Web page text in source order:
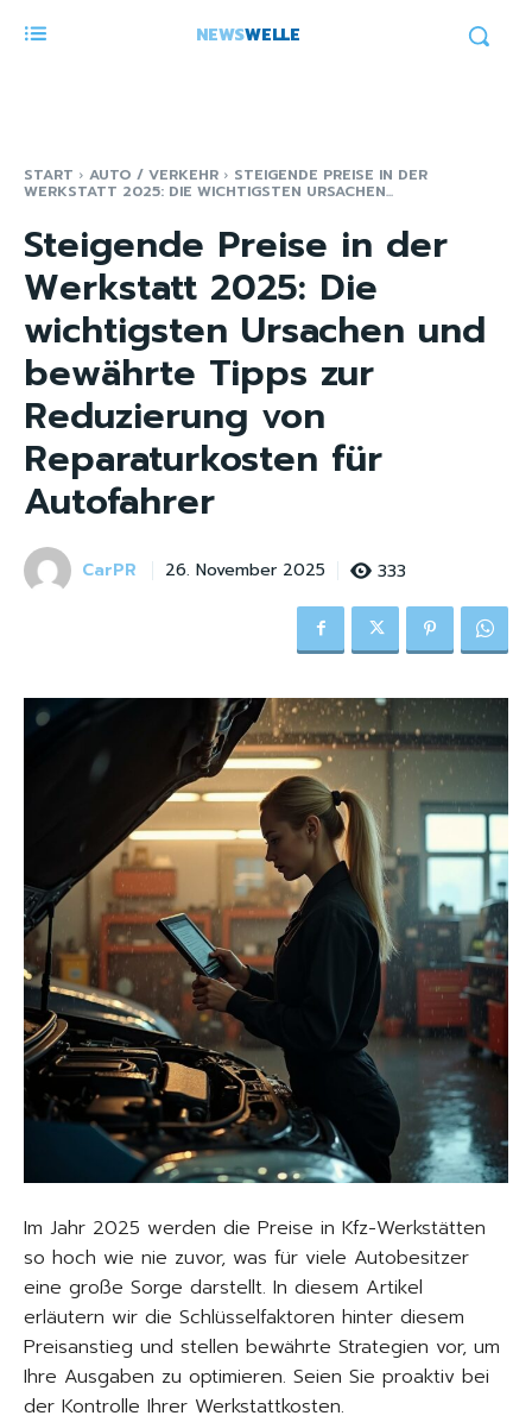
NEWSWELLE
START AUTO / VERKEHR STEIGENDE PREISE IN DER
WERKSTATT 2025: DIE WICHTIGSTEN URSACHEN...
Steigende Preise in der
Werkstatt 2025: Die
wichtigsten Ursachen und
bewährte Tipps zur
Reduzierung von
Reparaturkosten für
Autofahrer
CarPR 26. November 2025 333
Im Jahr 2025 werden die Preise in Kfz-Werkstätten
so hoch wie nie zuvor, was für viele Autobesitzer
eine große Sorge darstellt. In diesem Artikel
erläutern wir die Schlüsselfaktoren hinter diesem
Preisanstieg und stellen bewährte Strategien vor, um
Ihre Ausgaben zu optimieren. Seien Sie proaktiv bei
der Kontrolle Ihrer Werkstattkosten.